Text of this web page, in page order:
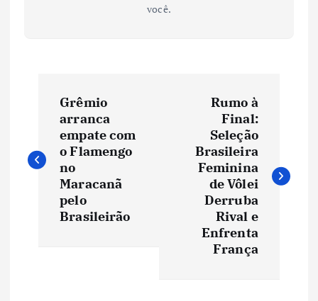
você.
v
Grêmio
arranca
empate com
o Flamengo
no
Maracanã
pelo
Brasileirão
Rumo à
Final:
Seleção
Brasileira
Feminina
de Vôlei
Derruba
Rival e
Enfrenta
França